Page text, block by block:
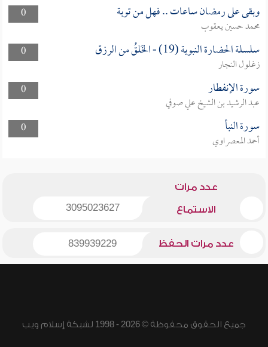
0 وبقى على رمضان ساعات .. فهل من توبة
محمد حسين يعقوب
0
سلسلة الحضارة النبوية (19) - الخَلقُ من الرزق
زغلول النجار
0
سورة الإنفطار
عبد الرشيد بن الشيخ علي صوفي
0
سورة النبأ
أحمد المعصراوي
عدد مرات
الاستماع 3095023627
عدد مرات الحفظ 839939229
جميع الحقوق محفوظة © 2026 - 1998 لشبكة إسلام ويب